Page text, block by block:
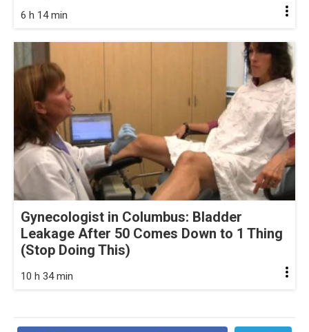
6 h 14 min
Gynecologist in Columbus: Bladder
Leakage After 50 Comes Down to 1 Thing
(Stop Doing This)
10 h 34 min